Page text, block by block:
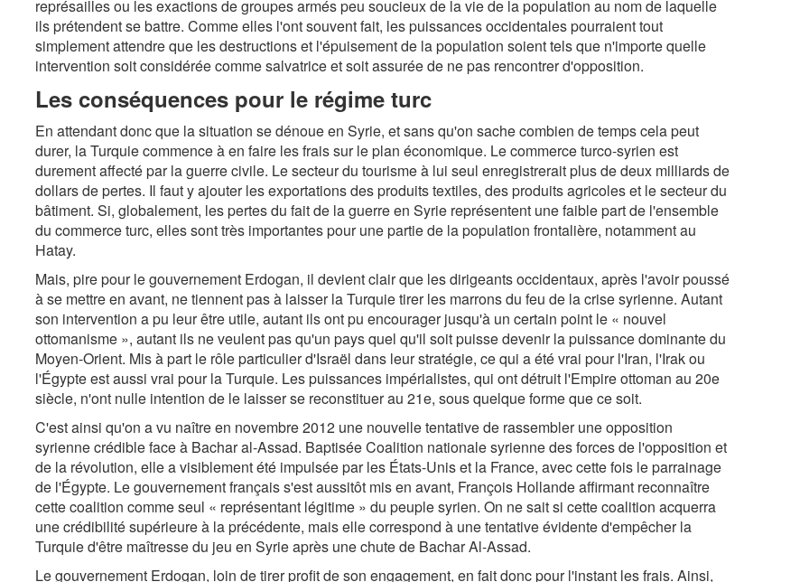
représailles ou les exactions de groupes armés peu soucieux de la vie de la population au nom de laquelle
ils prétendent se battre. Comme elles l'ont souvent fait, les puissances occidentales pourraient tout
simplement attendre que les destructions et l'épuisement de la population soient tels que n'importe quelle
intervention soit considérée comme salvatrice et soit assurée de ne pas rencontrer d'opposition.
Les conséquences pour le régime turc
En attendant donc que la situation se dénoue en Syrie, et sans qu'on sache combien de temps cela peut
durer, la Turquie commence à en faire les frais sur le plan économique. Le commerce turco-syrien est
durement affecté par la guerre civile. Le secteur du tourisme à lui seul enregistrerait plus de deux milliards de
dollars de pertes. Il faut y ajouter les exportations des produits textiles, des produits agricoles et le secteur du
bâtiment. Si, globalement, les pertes du fait de la guerre en Syrie représentent une faible part de l'ensemble
du commerce turc, elles sont très importantes pour une partie de la population frontalière, notamment au
Hatay.
Mais, pire pour le gouvernement Erdogan, il devient clair que les dirigeants occidentaux, après l'avoir poussé
à se mettre en avant, ne tiennent pas à laisser la Turquie tirer les marrons du feu de la crise syrienne. Autant
son intervention a pu leur être utile, autant ils ont pu encourager jusqu'à un certain point le « nouvel
ottomanisme », autant ils ne veulent pas qu'un pays quel qu'il soit puisse devenir la puissance dominante du
Moyen-Orient. Mis à part le rôle particulier d'Israël dans leur stratégie, ce qui a été vrai pour l'Iran, l'Irak ou
l'Égypte est aussi vrai pour la Turquie. Les puissances impérialistes, qui ont détruit l'Empire ottoman au 20e
siècle, n'ont nulle intention de le laisser se reconstituer au 21e, sous quelque forme que ce soit.
C'est ainsi qu'on a vu naître en novembre 2012 une nouvelle tentative de rassembler une opposition
syrienne crédible face à Bachar al-Assad. Baptisée Coalition nationale syrienne des forces de l'opposition et
de la révolution, elle a visiblement été impulsée par les États-Unis et la France, avec cette fois le parrainage
de l'Égypte. Le gouvernement français s'est aussitôt mis en avant, François Hollande affirmant reconnaître
cette coalition comme seul « représentant légitime » du peuple syrien. On ne sait si cette coalition acquerra
une crédibilité supérieure à la précédente, mais elle correspond à une tentative évidente d'empêcher la
Turquie d'être maîtresse du jeu en Syrie après une chute de Bachar Al-Assad.
Le gouvernement Erdogan, loin de tirer profit de son engagement, en fait donc pour l'instant les frais. Ainsi,